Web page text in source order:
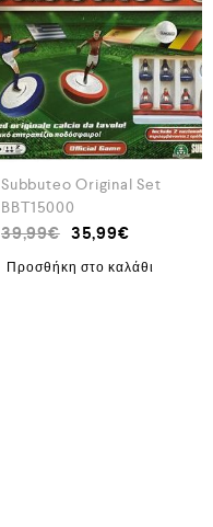
Subbuteo Original Set
BBT15000
39,99€ 35,99€
Προσθήκη στο καλάθι